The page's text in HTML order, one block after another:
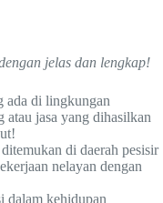
jelas dan lengkap!
ada di lingkungan
atau jasa yang dihasilkan
di daerah pesisir
nelayan dengan
dalam kehidupan